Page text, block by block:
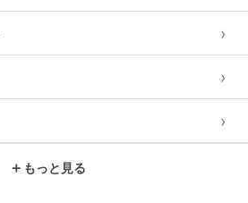
›
›
›
＋ もっと見る